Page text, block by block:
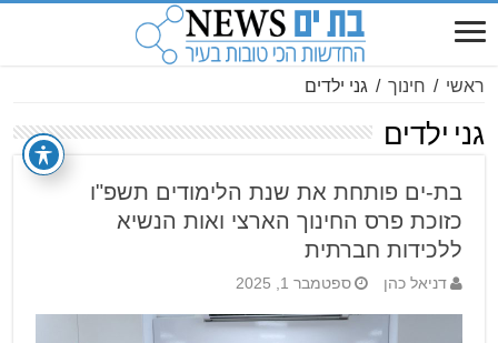
ראשי / חינוך / גני ילדים
גני ילדים
בת-ים פותחת את שנת הלימודים תשפ"ו
כזוכת פרס החינוך הארצי ואות הנשיא
ללכידות חברתית
דניאל כהן ספטמבר 1, 2025